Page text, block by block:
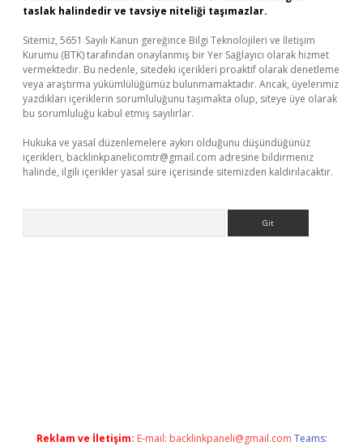
taslak halindedir ve tavsiye niteliği taşımazlar.
Sitemiz, 5651 Sayılı Kanun gereğince Bilgi Teknolojileri ve İletişim
Kurumu (BTK) tarafından onaylanmış bir Yer Sağlayıcı olarak hizmet
vermektedir. Bu nedenle, sitedeki içerikleri proaktif olarak denetleme
veya araştırma yükümlülüğümüz bulunmamaktadır. Ancak, üyelerimiz
yazdıkları içeriklerin sorumluluğunu taşımakta olup, siteye üye olarak
bu sorumluluğu kabul etmiş sayılırlar.
Hukuka ve yasal düzenlemelere aykırı olduğunu düşündüğünüz
içerikleri, backlinkpanelicomtr@gmail.com adresine bildirmeniz
halinde, ilgili içerikler yasal süre içerisinde sitemizden kaldırılacaktır.
Reklam ve İletişim: E-mail: backlinkpaneli@gmail.com Teams: